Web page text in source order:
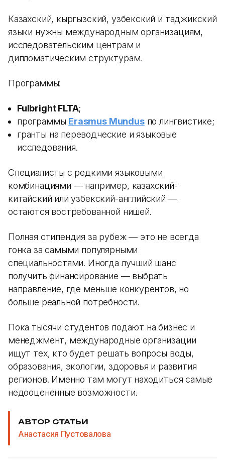
Казахский, кыргызский, узбекский и таджикский
языки нужны международным организациям,
исследовательским центрам и
дипломатическим структурам.
Программы:
Fulbright FLTA;
программы Erasmus Mundusпо лингвистике;
гранты на переводческие и языковые
исследования.
Специалисты с редкими языковыми
комбинациями — например, казахский-
китайский или узбекский-английский —
остаются востребованной нишей.
Полная стипендия за рубеж — это не всегда
гонка за самыми популярными
специальностями. Иногда лучший шанс
получить финансирование — выбрать
направление, где меньше конкурентов, но
больше реальной потребности.
Пока тысячи студентов подают на бизнес и
менеджмент, международные организации
ищут тех, кто будет решать вопросы воды,
образования, экологии, здоровья и развития
регионов. Именно там могут находиться самые
недооцененные возможности.
АВТОР СТАТЬИ
Анастасия Пустовалова